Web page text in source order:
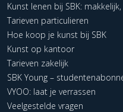
Kunst lenen bij SBK:
Tarieven particulieren
Hoe koop je kunst bij SBK
Kunst op kantoor
Tarieven zakelijk
SBK Young –
VYOO: laat je verrassen
Veelgestelde vragen